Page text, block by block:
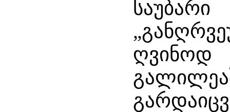
ღვინოდ